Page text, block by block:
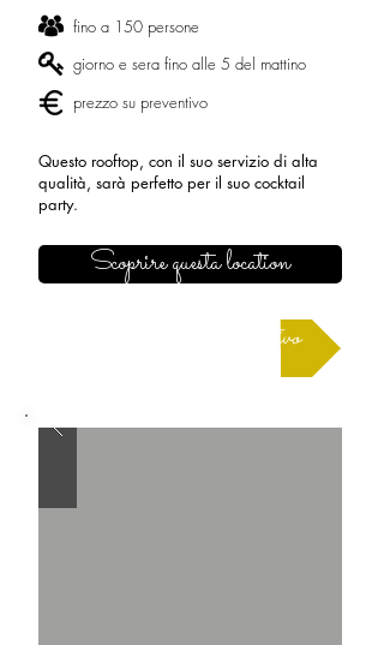
fino a 150 persone
giorno e sera fino alle 5 del mattino
prezzo su preventivo
Questo rooftop, con il suo servizio di alta
qualità, sarà perfetto per il suo cocktail
party.
Scoprire questa location
Richiedere un preventivo